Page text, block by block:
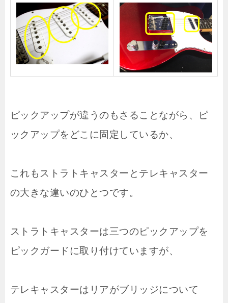
ピックアップが違うのもさることながら、ピ
ックアップをどこに固定しているか、
これもストラトキャスターとテレキャスター
の大きな違いのひとつです。
ストラトキャスターは三つのピックアップを
ピックガードに取り付けていますが、
テレキャスターはリアがブリッジについて